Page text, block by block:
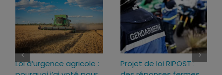
Loi d’urgence agricole :
Projet de loi RIPOST :